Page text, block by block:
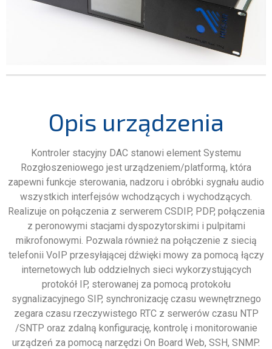
Opis urządzenia
Kontroler stacyjny DAC stanowi element Systemu
Rozgłoszeniowego jest urządzeniem/platformą, która
zapewni funkcje sterowania, nadzoru i obróbki sygnału audio
wszystkich interfejsów wchodzących i wychodzących.
Realizuje on połączenia z serwerem CSDIP, PDP, połączenia
z peronowymi stacjami dyspozytorskimi i pulpitami
mikrofonowymi. Pozwala również na połączenie z siecią
telefonii VoIP przesyłającej dźwięki mowy za pomocą łączy
internetowych lub oddzielnych sieci wykorzystujących
protokół IP, sterowanej za pomocą protokołu
sygnalizacyjnego SIP, synchronizację czasu wewnętrznego
zegara czasu rzeczywistego RTC z serwerów czasu NTP
/SNTP oraz zdalną konfigurację, kontrolę i monitorowanie
urządzeń za pomocą narzędzi On Board Web, SSH, SNMP.